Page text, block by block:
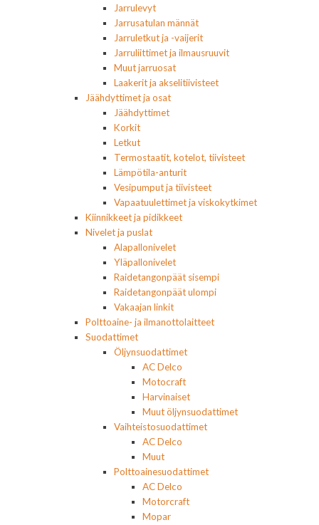
Jarrulevyt
Jarrusatulan männät
Jarruletkut ja -vaijerit
Jarruliittimet ja ilmausruuvit
Muut jarruosat
Laakerit ja akselitiivisteet
Jäähdyttimet ja osat
Jäähdyttimet
Korkit
Letkut
Termostaatit, kotelot, tiivisteet
Lämpötila-anturit
Vesipumput ja tiivisteet
Vapaatuulettimet ja viskokytkimet
Kiinnikkeet ja pidikkeet
Nivelet ja puslat
Alapallonivelet
Yläpallonivelet
Raidetangonpäät sisempi
Raidetangonpäät ulompi
Vakaajan linkit
Polttoaine- ja ilmanottolaitteet
Suodattimet
Öljynsuodattimet
AC Delco
Motocraft
Harvinaiset
Muut öljynsuodattimet
Vaihteistosuodattimet
AC Delco
Muut
Polttoainesuodattimet
AC Delco
Motorcraft
Mopar